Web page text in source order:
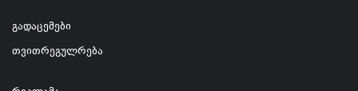
გადაცემები
თვითრეგულრება